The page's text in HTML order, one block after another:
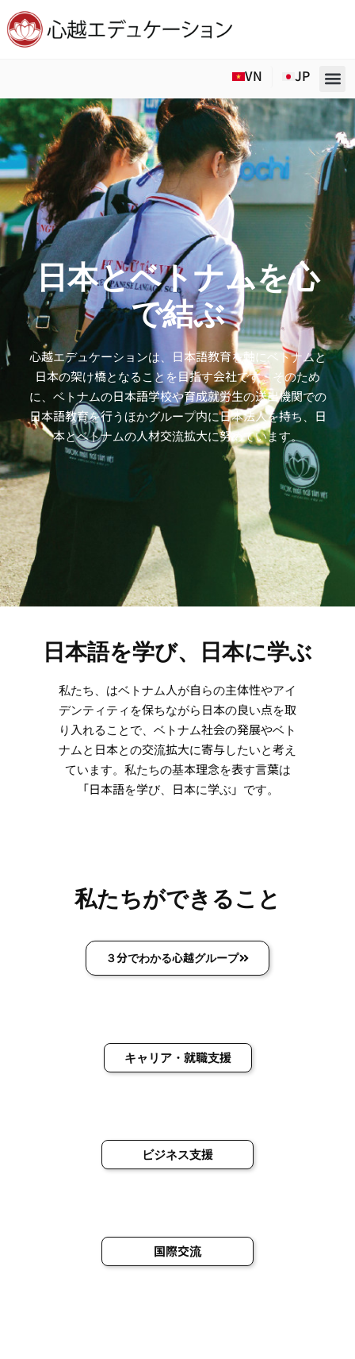
Skip
VN JP
日本とベトナムを心
で結ぶ
心越エデュケーションは、日本語教育を軸にベトナムと
日本の架け橋となることを目指す会社です。そのため
に、ベトナムの日本語学校や育成就労生の送出機関での
日本語教育を行うほかグループ内に日本法人を持ち、日
本とベトナムの人材交流拡大に努めています。
日本語を学び、日本に学ぶ
私たち、はベトナム人が自らの主体性やアイ
デンティティを保ちながら日本の良い点を取
り入れることで、ベトナム社会の発展やベト
ナムと日本との交流拡大に寄与したいと考え
ています。私たちの基本理念を表す言葉は
「日本語を学び、日本に学ぶ」です。
私たちができること
３分でわかる心越グループ
キャリア・就職支援
ビジネス支援
国際交流